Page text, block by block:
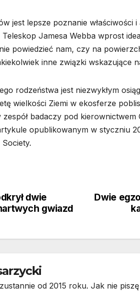
jest lepsze poznanie właściwości
Jamesa Webba wprost
powiedzieć nam, czy na
inne związki wskazujące
rodzeństwa jest niezwykłym
wielkości Ziemi w ekosferze
badaczy pod
opublikowanym w styczniu
Dwie
dwie
gwiazd
od 2015 roku. Jak nie